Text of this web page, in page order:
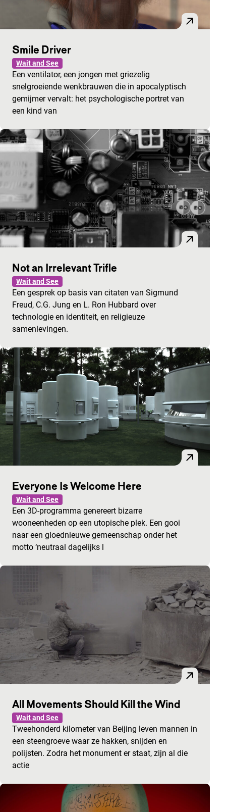
Smile Driver
Wait and See
Een ventilator, een jongen met griezelig
snelgroeiende wenkbrauwen die in apocalyptisch
gemijmer vervalt: het psychologische portret van
een kind van
Not an Irrelevant Trifle
Wait and See
Een gesprek op basis van citaten van Sigmund
Freud, C.G. Jung en L. Ron Hubbard over
technologie en identiteit, en religieuze
samenlevingen.
Everyone Is Welcome Here
Wait and See
Een 3D-programma genereert bizarre
wooneenheden op een utopische plek. Een gooi
naar een gloednieuwe gemeenschap onder het
motto ‘neutraal dagelijks l
All Movements Should Kill the Wind
Wait and See
Tweehonderd kilometer van Beijing leven mannen in
een steengroeve waar ze hakken, snijden en
polijsten. Zodra het monument er staat, zijn al die
actie